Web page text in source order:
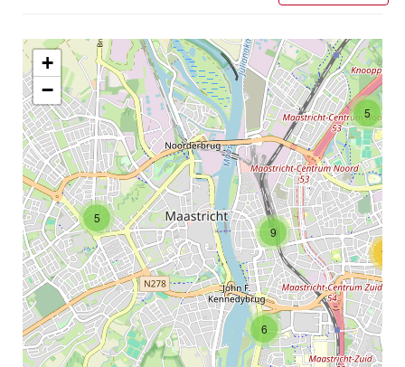
11
5
6
9
5
+
−